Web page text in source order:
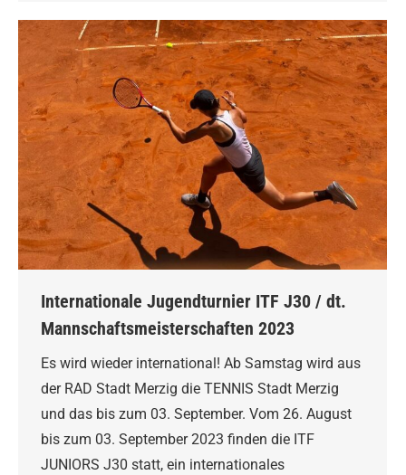
Internationale Jugendturnier ITF J30 / dt.
Mannschaftsmeisterschaften 2023
Es wird wieder international! Ab Samstag wird aus
der RAD Stadt Merzig die TENNIS Stadt Merzig
und das bis zum 03. September. Vom 26. August
bis zum 03. September 2023 finden die ITF
JUNIORS J30 statt, ein internationales